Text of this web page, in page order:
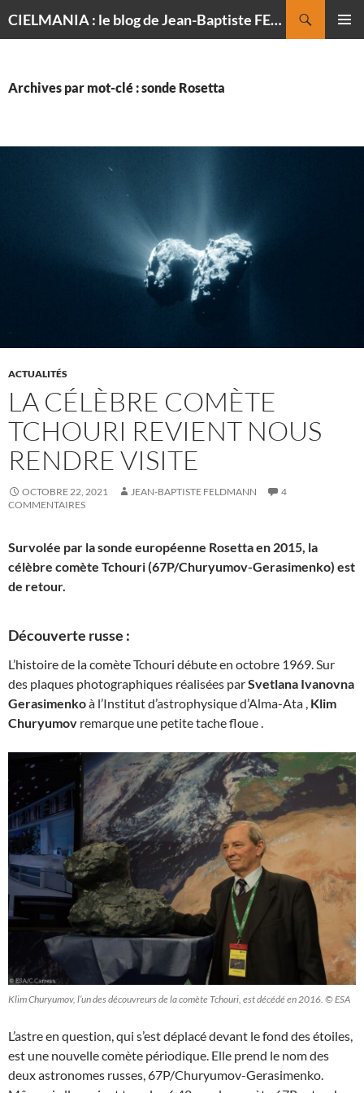
CIELMANIA : le blog de Jean-Baptiste FELDMANN, photographe du ciel
Archives par mot-clé : sonde Rosetta
ACTUALITÉS
LA CÉLÈBRE COMÈTE
TCHOURI REVIENT NOUS
RENDRE VISITE
OCTOBRE 22, 2021 JEAN-BAPTISTE FELDMANN
4
COMMENTAIRES
Survolée par la sonde européenne Rosetta en 2015, la
célèbre comète Tchouri (67P/Churyumov-Gerasimenko) est
de retour.
Découverte russe :
L’histoire de la comète Tchouri débute en octobre 1969. Sur
des plaques photographiques réalisées parSvetlana Ivanovna
Gerasimenkoà l’Institut d’astrophysique d’Alma-Ata , Klim
Churyumov remarque une petite tache floue .
Klim Churyumov, l’un des découvreurs de la comète Tchouri, est décédé en 2016. © ESA
L’astre en question, qui s’est déplacé devant le fond des étoiles,
est une nouvelle comète périodique. Elle prend le nom des
deux astronomes russes, 67P/Churyumov-Gerasimenko.